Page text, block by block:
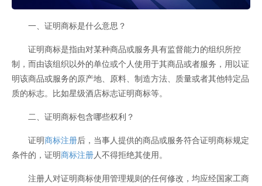
一、证明商标是什么意思？
证明商标是指由对某种商品或服务具有监督能力的组织所控
制，而由该组织以外的单位或个人使用于其商品或者服务，用以证
明该商品或服务的原产地、原料、制造方法、质量或者其他特定品
质的标志。比如星级酒店标志证明商标等。
二、证明商标包含哪些权利？
证明商标注册后，当事人提供的商品或服务符合证明商标规定
条件的，证明商标注册人不得拒绝其使用。
注册人对证明商标使用管理规则的任何修改，均应经国家工商